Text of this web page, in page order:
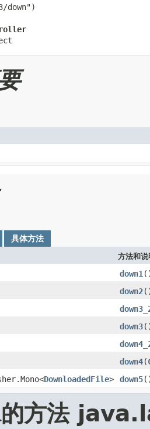
down")
具体方法
方法和说
down1
down2
down3
down4(
DownloadedFile> down5
的方法